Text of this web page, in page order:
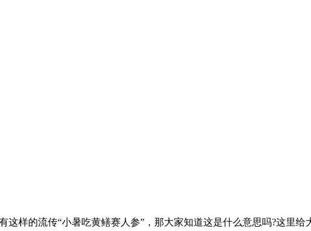
样的流传“小暑吃黄鳝赛人参”，那大家知道这是什么意思吗?这里